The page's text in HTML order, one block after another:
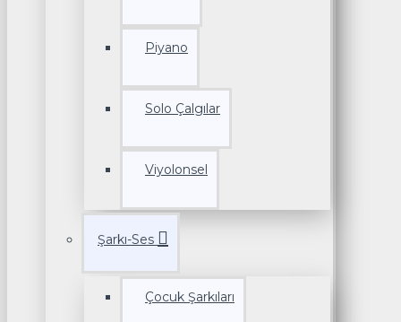
Piyano
Solo Çalgılar
Viyolonsel
Şarkı-Ses
Çocuk Şarkıları